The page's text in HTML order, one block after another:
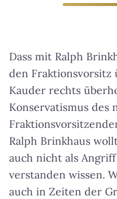
Dass mit Ralph
den Fraktionsvorsitz
Kauder rechts
Konservatismus des
Ralph Brinkhaus
auch nicht als
verstanden wissen.
auch in Zeiten der